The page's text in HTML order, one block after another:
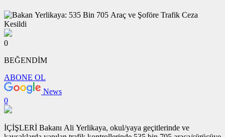
0
BEĞENDİM
ABONE OL
News
0
İÇİŞLERİ Bakanı Ali Yerlikaya, okul/yaya geçitlerinde ve